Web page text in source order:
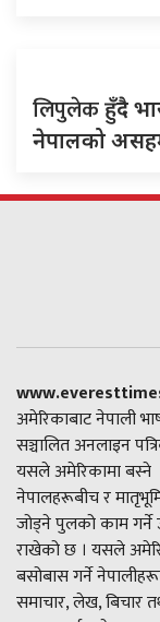
लिपुलेकहुँदै
नेपालको
अमेरिकाबाट नेपाली
सञ्चालित अनलाइन
यसले अमेरिकामा बस्ने
नेपालहरूबीच र
जोड्ने पुलको काम गर्ने
राखेको छ । यसले
बसोबास गर्ने
समाचार, लेख, बिचार